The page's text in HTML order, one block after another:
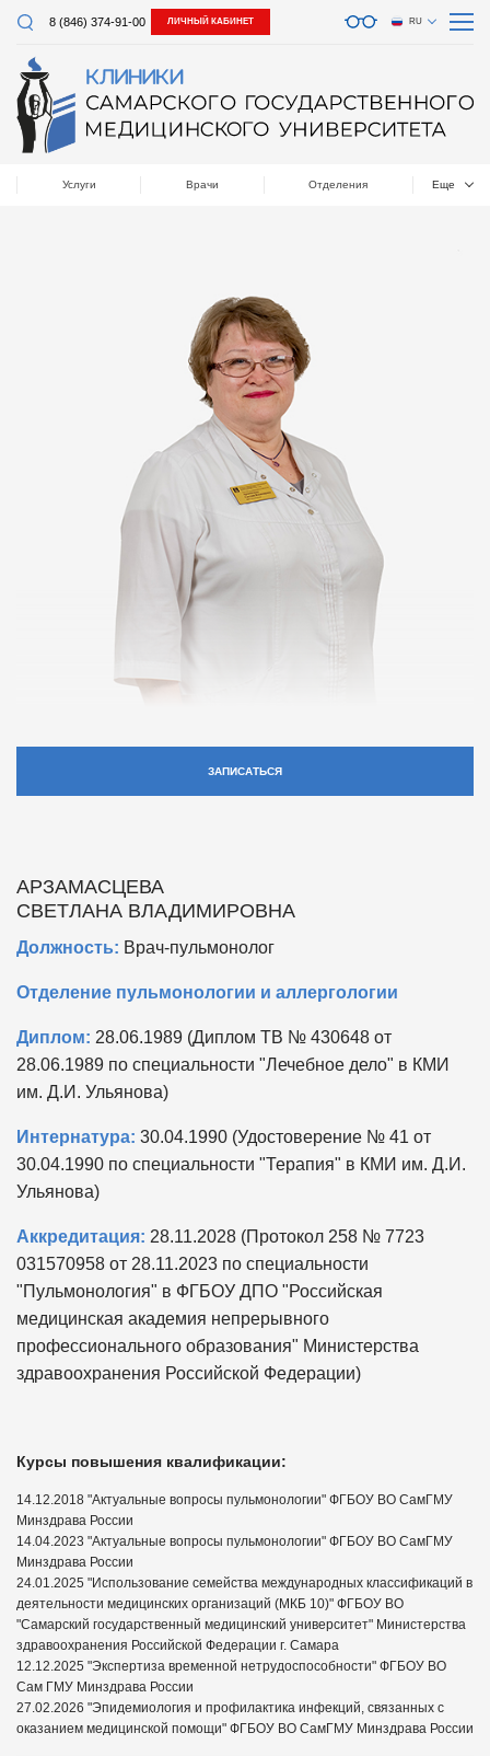
8 (846) 374-91-00 ЛИЧНЫЙ КАБИНЕТ RU
Услуги Врачи Отделения Еще
ЗАПИСАТЬСЯ
АРЗАМАСЦЕВА
СВЕТЛАНА ВЛАДИМИРОВНА
Должность: Врач-пульмонолог
Отделение пульмонологии и аллергологии
Диплом: 28.06.1989 (Диплом ТВ № 430648 от
28.06.1989 по специальности "Лечебное дело" в КМИ
им. Д.И. Ульянова)
Интернатура: 30.04.1990 (Удостоверение № 41 от
30.04.1990 по специальности "Терапия" в КМИ им. Д.И.
Ульянова)
Аккредитация: 28.11.2028 (Протокол 258 № 7723
031570958 от 28.11.2023 по специальности
"Пульмонология" в ФГБОУ ДПО "Российская
медицинская академия непрерывного
профессионального образования" Министерства
здравоохранения Российской Федерации)
Курсы повышения квалификации:
14.12.2018 "Актуальные вопросы пульмонологии" ФГБОУ ВО СамГМУ
Минздрава России
14.04.2023 "Актуальные вопросы пульмонологии" ФГБОУ ВО СамГМУ
Минздрава России
24.01.2025 "Использование семейства международных классификаций в
деятельности медицинских организаций (МКБ 10)" ФГБОУ ВО
"Самарский государственный медицинский университет" Министерства
здравоохранения Российской Федерации г. Самара
12.12.2025 "Экспертиза временной нетрудоспособности" ФГБОУ ВО
Сам ГМУ Минздрава России
27.02.2026 "Эпидемиология и профилактика инфекций, связанных с
оказанием медицинской помощи" ФГБОУ ВО СамГМУ Минздрава России